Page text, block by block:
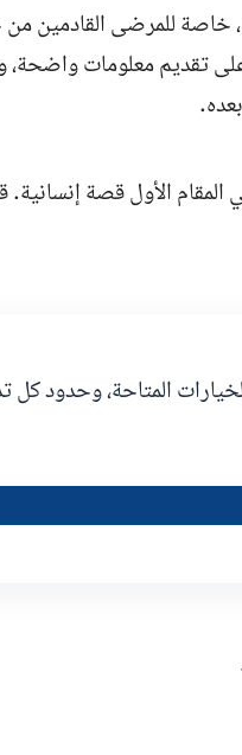
للمرضى القادمين من
تقديم معلومات
الأول قصة إنسانية.
المتاحة، وحدود كل